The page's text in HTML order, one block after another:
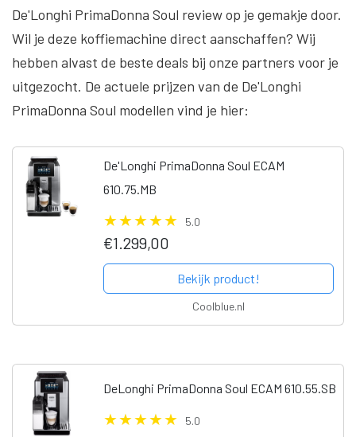
De'Longhi PrimaDonna Soul review op je gemakje door.
Wil je deze koffiemachine direct aanschaffen? Wij
hebben alvast de beste deals bij onze partners voor je
uitgezocht. De actuele prijzen van de De'Longhi
PrimaDonna Soul modellen vind je hier:
De'Longhi PrimaDonna Soul ECAM
610.75.MB
5.0
€1.299,00
Bekijk product!
Coolblue.nl
DeLonghi PrimaDonna Soul ECAM 610.55.SB
5.0